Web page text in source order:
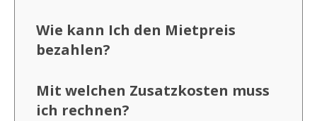
Wie kann Ich den Mietpreis
bezahlen?
Mit welchen Zusatzkosten muss
ich rechnen?